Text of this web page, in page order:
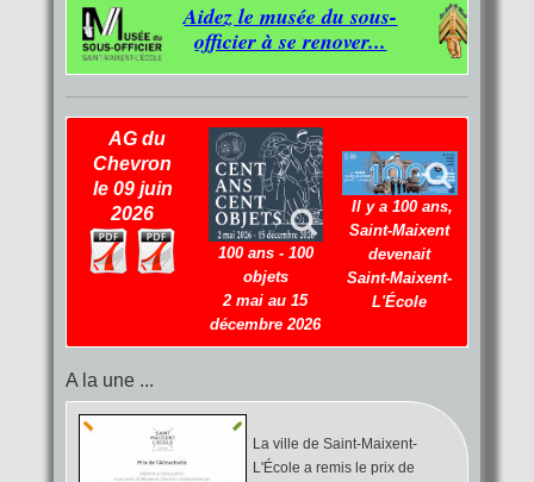
Aidez le musée du sous-
officier à se renover...
AG du
Chevron
le 09 juin
2026
100 ans - 100
objets
2 mai au 15
décembre 2026
Il y a 100 ans,
Saint-Maixent
devenait
Saint-Maixent-
L'École
A la une ...
La ville de Saint-Maixent-
L'École a remis le prix de